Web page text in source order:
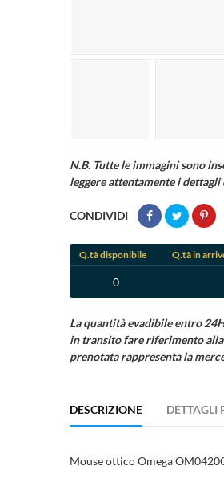
N.B. Tutte le immagini sono
leggere attentamente i
CONDIVIDI
Q.tà disponibile Q.tà in
0
La quantità evadibile entro
in transito fare riferimento
prenotata rappresenta la
DESCRIZIONE DETTAGLI
Mouse ottico Omega